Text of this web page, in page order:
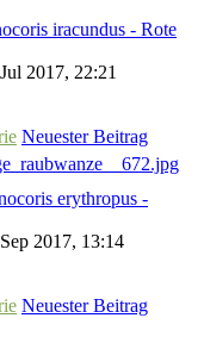
iracundus - Rote
2017, 22:21
Neuester Beitrag
erythropus -
2017, 13:14
Neuester Beitrag